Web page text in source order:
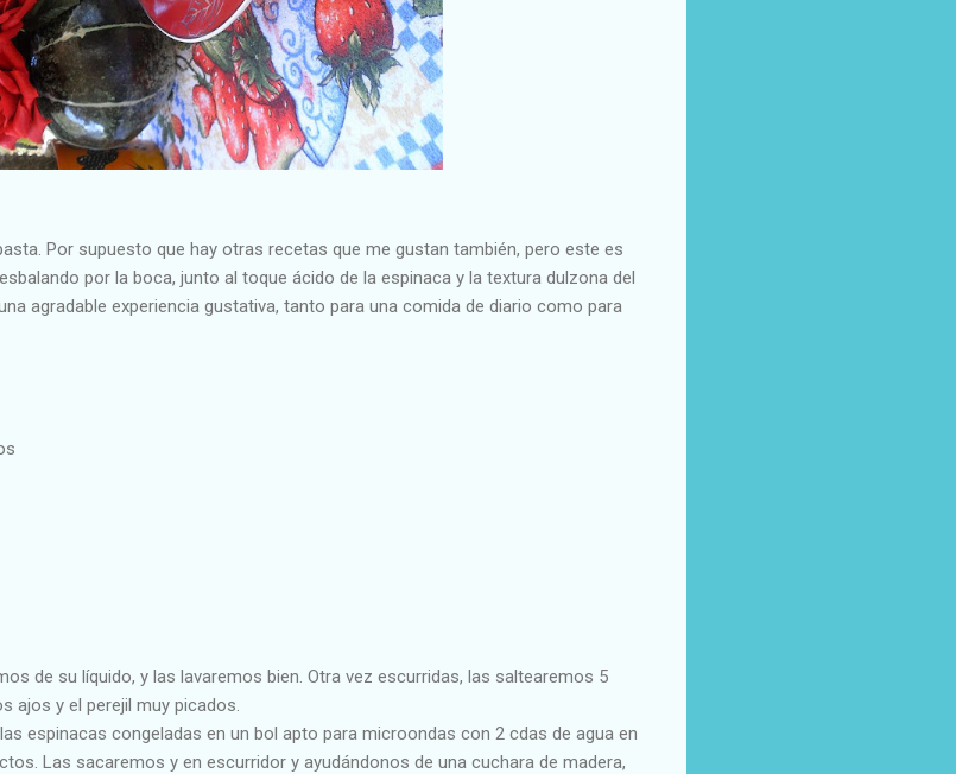
Por supuesto que hay otras recetas que me gustan también, pero este es
por la boca, junto al toque ácido de la espinaca y la textura dulzona del
agradable experiencia gustativa, tanto para una comida de diario como para
de su líquido, y las lavaremos bien. Otra vez escurridas, las saltearemos 5
ajos y el perejil muy picados.
espinacas congeladas en un bol apto para microondas con 2 cdas de agua en
Las sacaremos y en escurridor y ayudándonos de una cuchara de madera,